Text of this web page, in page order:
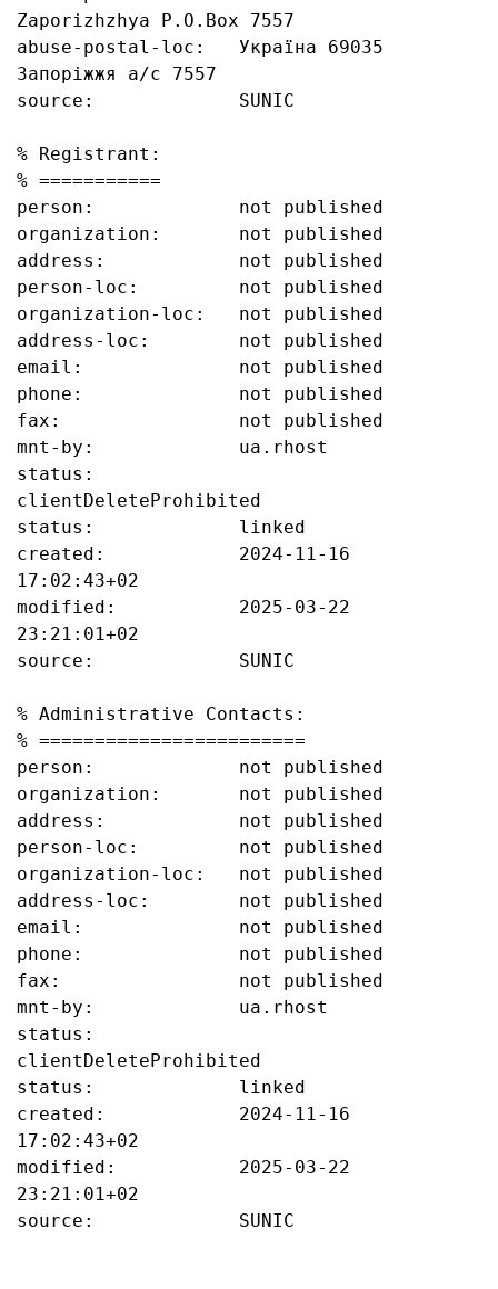
Zaporizhzhya P.O.Box 7557
abuse-postal-loc:   Україна 69035
Запоріжжя а/с 7557
source:             SUNIC
% Registrant:
% ===========
person:             not published
organization:       not published
address:            not published
person-loc:         not published
organization-loc:   not published
address-loc:        not published
email:              not published
phone:              not published
fax:                not published
mnt-by:             ua.rhost
status:
clientDeleteProhibited
status:             linked
created:            2024-11-16
17:02:43+02
modified:           2025-03-22
23:21:01+02
source:             SUNIC
% Administrative Contacts:
% ========================
person:             not published
organization:       not published
address:            not published
person-loc:         not published
organization-loc:   not published
address-loc:        not published
email:              not published
phone:              not published
fax:                not published
mnt-by:             ua.rhost
status:
clientDeleteProhibited
status:             linked
created:            2024-11-16
17:02:43+02
modified:           2025-03-22
23:21:01+02
source:             SUNIC